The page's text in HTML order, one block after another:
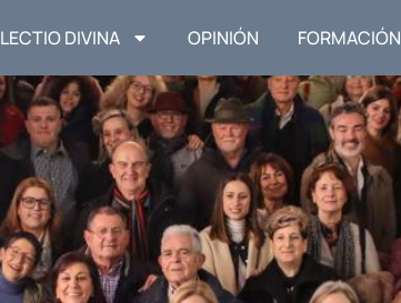
LECTIO DIVINA OPINIÓN FORMACIÓN